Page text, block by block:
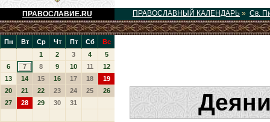
ПРАВОСЛАВИЕ.RU ПРАВОСЛАВНЫЙ КАЛЕНДАРЬ » Св.
Пн Вт Ср Чт Пт Сб
Вс
1
2 3 4
5
6
7 8 9 10 11
12
13
14 15 16 17 18
19
20
21 22 23 24 25
26
27
28 29 30 31